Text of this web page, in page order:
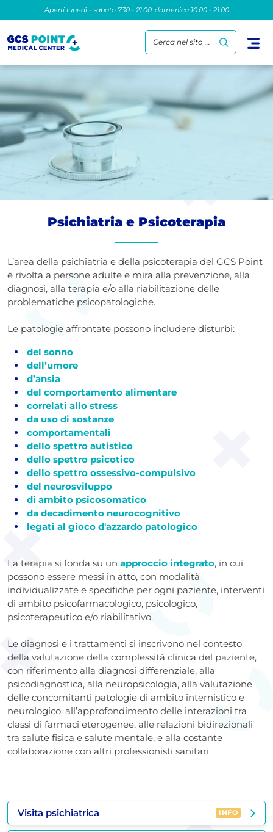
Aperti lunedì - sabato 7.30 - 21.00; domenica 10.00 - 21.00
Cerca nel sito ...
Psichiatria e Psicoterapia
L’area della psichiatria e della psicoterapia del GCS Point
è rivolta a persone adulte e mira alla prevenzione, alla
diagnosi, alla terapia e/o alla riabilitazione delle
problematiche psicopatologiche.
Le patologie affrontate possono includere disturbi:
del sonno
dell’umore
d’ansia
del comportamento alimentare
correlati allo stress
da uso di sostanze
comportamentali
dello spettro autistico
dello spettro psicotico
dello spettro ossessivo-compulsivo
del neurosviluppo
di ambito psicosomatico
da decadimento neurocognitivo
legati al gioco d'azzardo patologico
La terapia si fonda su un approccio integrato, in cui
possono essere messi in atto, con modalità
individualizzate e specifiche per ogni paziente, interventi
di ambito psicofarmacologico, psicologico,
psicoterapeutico e/o riabilitativo.
Le diagnosi e i trattamenti si inscrivono nel contesto
della valutazione della complessità clinica del paziente,
con riferimento alla diagnosi differenziale, alla
psicodiagnostica, alla neuropsicologia, alla valutazione
delle concomitanti patologie di ambito internistico e
neurologico, all’approfondimento delle interazioni tra
classi di farmaci eterogenee, alle relazioni bidirezionali
tra salute fisica e salute mentale, e alla costante
collaborazione con altri professionisti sanitari.
Visita psichiatrica INFO